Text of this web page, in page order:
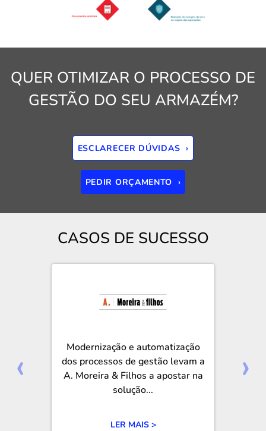
QUER OTIMIZAR O PROCESSO DE
GESTÃO DO SEU ARMAZÉM?
ESCLARECER DÚVIDAS ›
PEDIR ORÇAMENTO ›
CASOS DE SUCESSO
Modernização e automatização
dos processos de gestão levam a
A. Moreira & Filhos a apostar na
solução...
LER MAIS >
‹ ›